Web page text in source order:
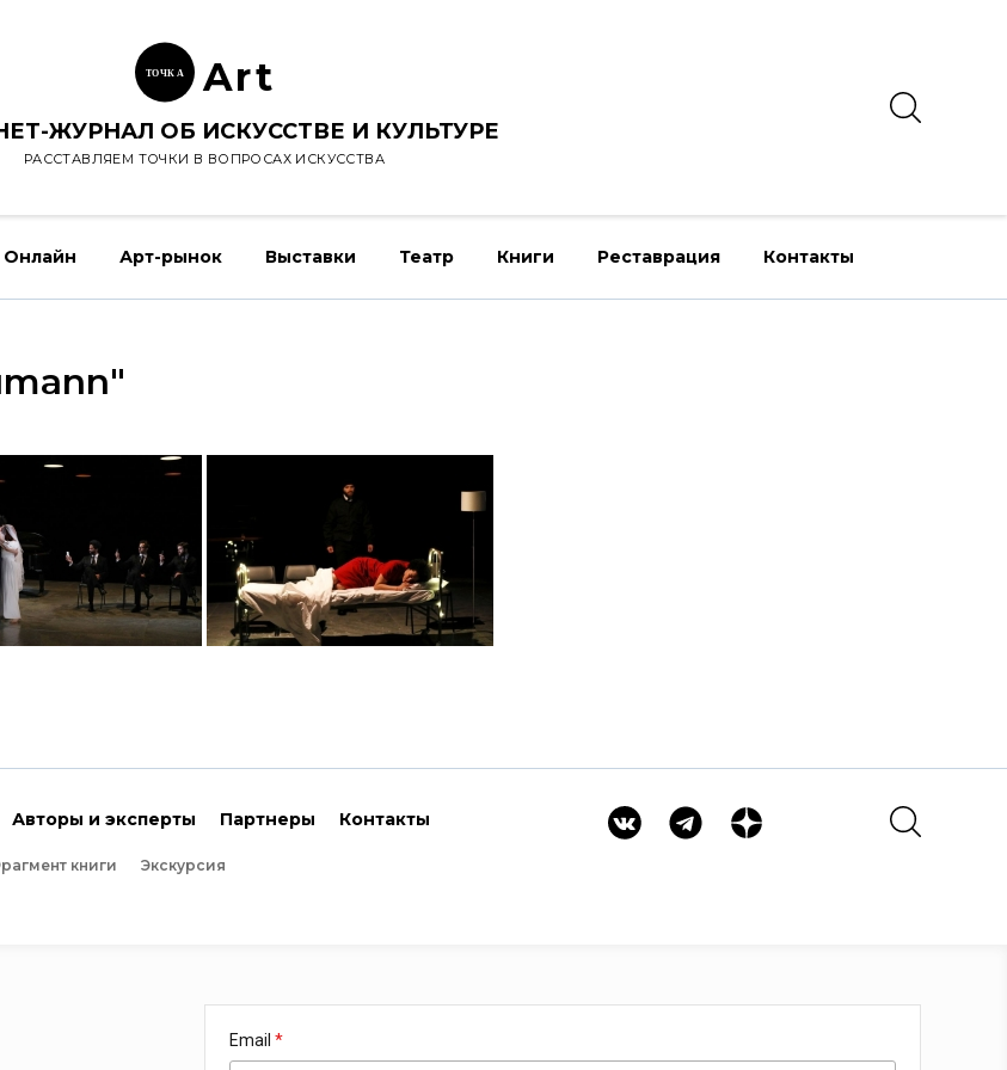
ТОЧК А Art
ЖУРНАЛ ОБ ИСКУССТВЕ И КУЛЬТУРЕ
РАССТАВЛЯЕМ ТОЧКИ В ВОПРОСАХ ИСКУССТВА
Онлайн Арт-рынок Выставки Театр Книги Реставрация Контакты
Авторы и эксперты Партнеры Контакты
книги Экскурсия
Email